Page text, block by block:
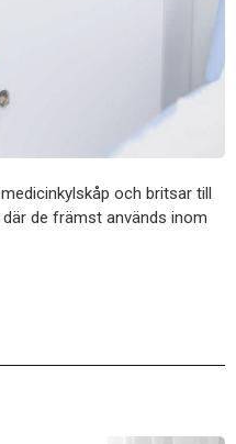
och britsar till
de främst används inom